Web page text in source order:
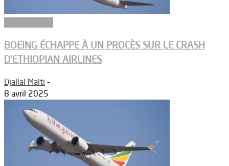
BOEING ÉCHAPPE À UN PROCÈS SUR LE CRASH
D’ETHIOPIAN AIRLINES
Djallal Malti -
8 avril 2025